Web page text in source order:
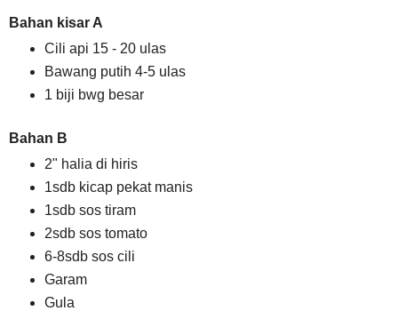
Bahan kisar A
Cili api 15 - 20 ulas
Bawang putih 4-5 ulas
1 biji bwg besar
Bahan B
2" halia di hiris
1sdb kicap pekat manis
1sdb sos tiram
2sdb sos tomato
6-8sdb sos cili
Garam
Gula